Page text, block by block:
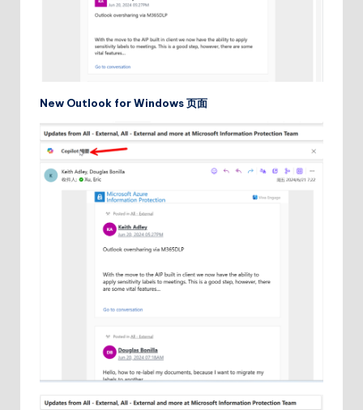
New Outlook for Windows页面